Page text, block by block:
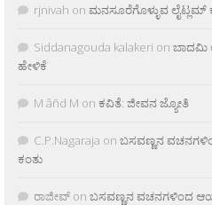
rjnivah on ಮನಸೂರೆಗೊಳ್ಳುವ ಲೈಟ್ಲಮ್
Siddanagouda kalakeri on ಬಾದಮಿ
ಹೇಳಿಕೆ
M âñd M on ಕವಿತೆ: ಜೀವನ ಜ್ಯೋತಿ
C.P.Nagaraja on ಬಸವಣ್ಣನ
ಕಂತು
ರಾಜೀವ್ on ಬಸವಣ್ಣನ ವಚನಗಳಿಂದ